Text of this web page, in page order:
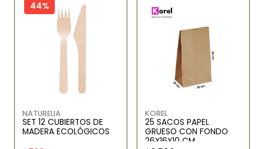
44%
NATURELIA
SET 12 CUBIERTOS DE
MADERA ECOLÓGICOS
KOREL
25 SACOS PAPEL
GRUESO CON FONDO
26X16X10 CM